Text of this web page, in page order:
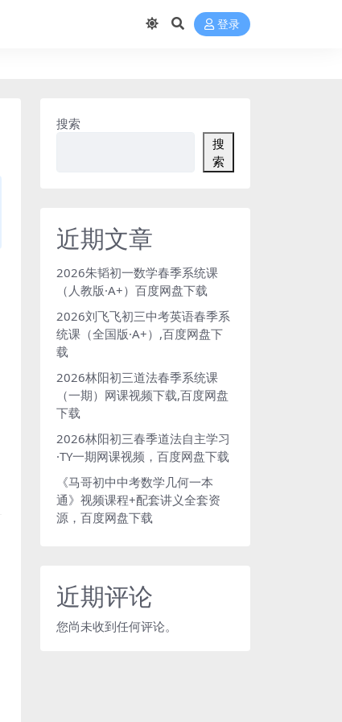
登录
搜索
搜
索
近期文章
2026朱韬初一数学春季系统课
（人教版·A+）百度网盘下载
2026刘飞飞初三中考英语春季系
统课（全国版·A+）,百度网盘下
载
2026林阳初三道法春季系统课
（一期）网课视频下载,百度网盘
下载
2026林阳初三春季道法自主学习
·TY一期网课视频，百度网盘下载
《马哥初中中考数学几何一本
通》视频课程+配套讲义全套资
源，百度网盘下载
近期评论
您尚未收到任何评论。